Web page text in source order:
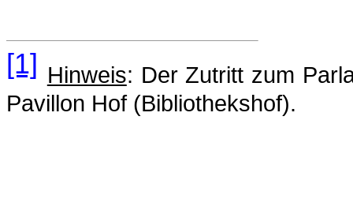
[1] Hinweis: Der Zutritt zum
Pavillon Hof (Bibliothekshof).